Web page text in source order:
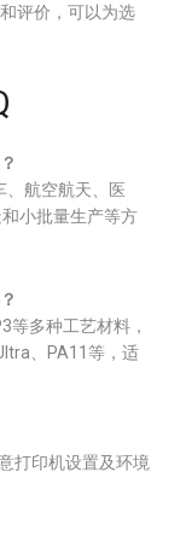
评价，可以为选
航空航天、医
小批量生产等方
等多种工艺材料，
、PA11等，适
打印机设置及环境